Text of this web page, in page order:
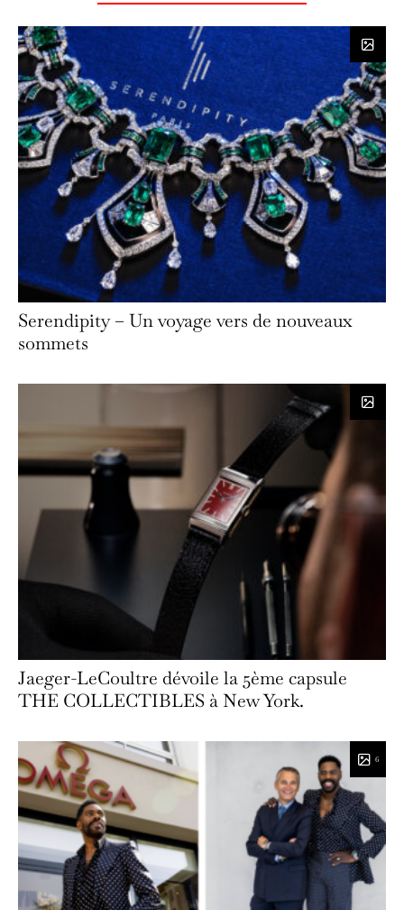
Serendipity – Un voyage vers de nouveaux
sommets
Jaeger-LeCoultre dévoile la 5ème capsule
THE COLLECTIBLES à New York.
6